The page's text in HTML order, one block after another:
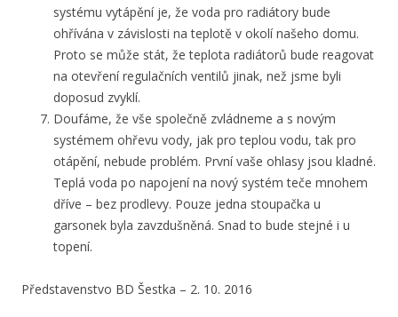
systému vytápění je, že voda pro radiátory bude
ohřívána v závislosti na teplotě v okolí našeho domu.
Proto se může stát, že teplota radiátorů bude reagovat
na otevření regulačních ventilů jinak, než jsme byli
doposud zvyklí.
Doufáme, že vše společně zvládneme a s novým
systémem ohřevu vody, jak pro teplou vodu, tak pro
otápění, nebude problém. První vaše ohlasy jsou kladné.
Teplá voda po napojení na nový systém teče mnohem
dříve – bez prodlevy. Pouze jedna stoupačka u
garsonek byla zavzdušněná. Snad to bude stejné i u
topení.
Představenstvo BD Šestka – 2. 10. 2016